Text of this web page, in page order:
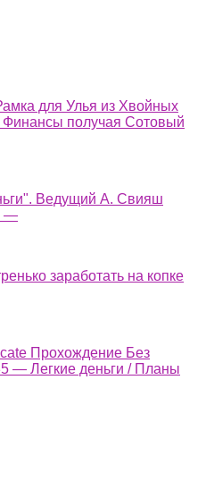
для Улья из Хвойных
Финансы получая Сотовый
Ведущий А. Свияш
—
заработать на копке
Прохождение Без
— Легкие деньги / Планы